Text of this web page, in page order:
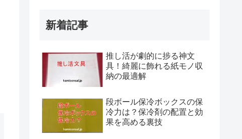
新着記事
推し活が劇的に捗る神文
具！綺麗に飾れる紙モノ収
納の最適解
段ボール保冷ボックスの保
冷力は？保冷剤の配置と効
果を高める裏技